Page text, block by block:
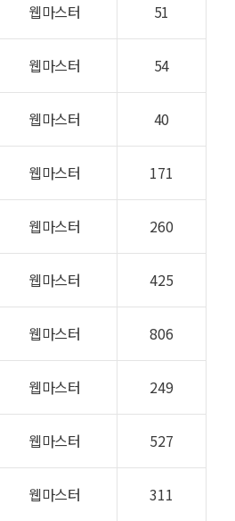
웹마스터 51
웹마스터 54
웹마스터 40
웹마스터 171
웹마스터 260
웹마스터 425
웹마스터 806
웹마스터 249
웹마스터 527
웹마스터 311